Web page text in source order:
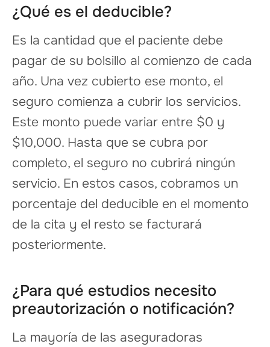
¿Qué es el deducible?
Es la cantidad que el paciente debe
pagar de su bolsillo al comienzo de cada
año. Una vez cubierto ese monto, el
seguro comienza a cubrir los servicios.
Este monto puede variar entre $0 y
$10,000. Hasta que se cubra por
completo, el seguro no cubrirá ningún
servicio. En estos casos, cobramos un
porcentaje del deducible en el momento
de la cita y el resto se facturará
posteriormente.
¿Para qué estudios necesito
preautorización o notificación?
La mayoría de las aseguradoras